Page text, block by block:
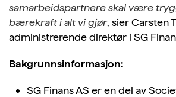
samarbeidspartnere skal være
bærekraft i alt vi gjør, sier Carsten
administrerende direktør i SG
Bakgrunnsinformasjon:
SG Finans AS er en del av